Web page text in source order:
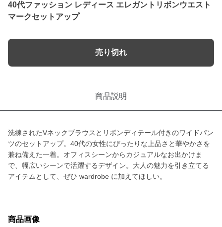
40代ファッション レディース エレガントリボンウエスト
マークセットアップ
売り切れ
商品説明
洗練されたVネックブラウスとリボンディテール付きのワイドパン
ツのセットアップ。40代の女性にぴったりな上品さと華やかさを
兼ね備えた一着。オフィスシーンからカジュアルなお出かけま
で、幅広いシーンで活躍するデザイン。大人の魅力を引き立てる
アイテムとして、ぜひ wardrobe に加えてほしい。
商品画像